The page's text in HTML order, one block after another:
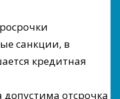
санкции, в
кредитная
отсрочка